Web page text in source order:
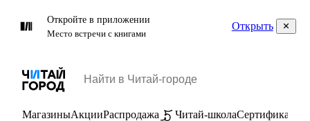
Откройте в приложении
Место встречи с книгами
Открыть
МагазиныАкцииРаспродажа Читай-школаСертификаты